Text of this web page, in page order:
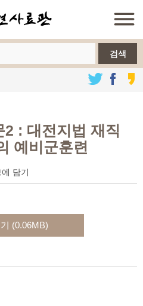
검색
2 : 대전지법 재직
예비군훈련
담기
(0.06MB)